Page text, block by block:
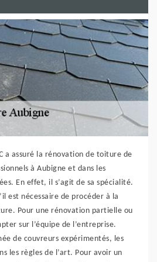
a assuré la rénovation de toiture de
à Aubigne et dans les
En effet, il s’agit de sa spécialité.
est nécessaire de procéder à la
Pour une rénovation partielle ou
sur l’équipe de l’entreprise.
de couvreurs expérimentés, les
les règles de l’art. Pour avoir un